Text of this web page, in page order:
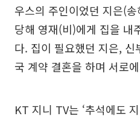
우스의 주인이었던 지은(
당해 영재(비)에게 집을 내
다. 집이 필요했던 지은, 신
국 계약 결혼을 하며 서로
KT 지니 TV는 ‘추석에도